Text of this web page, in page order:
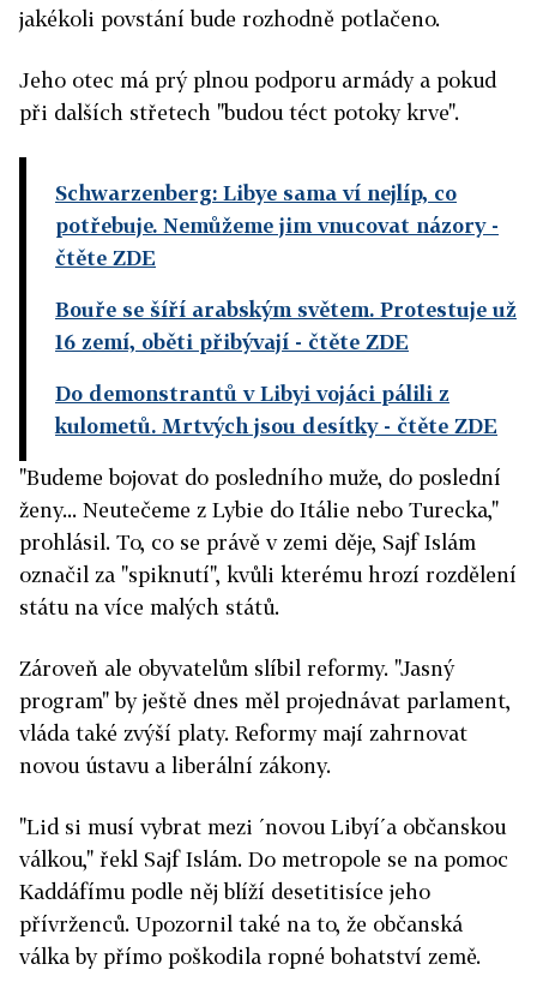
jakékoli povstání bude rozhodně potlačeno.
Jeho otec má prý plnou podporu armády a pokud
při dalších střetech "budou téct potoky krve".
Schwarzenberg: Libye sama ví nejlíp, co
potřebuje. Nemůžeme jim vnucovat názory-
čtěte ZDE
Bouře se šíří arabským světem. Protestuje už
16 zemí, oběti přibývají - čtěte ZDE
Do demonstrantů v Libyi vojáci pálili z
kulometů. Mrtvých jsou desítky- čtěte ZDE
"Budeme bojovat do posledního muže, do poslední
ženy... Neutečeme z Lybie do Itálie nebo Turecka,"
prohlásil. To, co se právě v zemi děje, Sajf Islám
označil za "spiknutí", kvůli kterému hrozí rozdělení
státu na více malých států.
Zároveň ale obyvatelům slíbil reformy. "Jasný
program" by ještě dnes měl projednávat parlament,
vláda také zvýší platy. Reformy mají zahrnovat
novou ústavu a liberální zákony.
"Lid si musí vybrat mezi ´novou Libyí´a občanskou
válkou," řekl Sajf Islám. Do metropole se na pomoc
Kaddáfímu podle něj blíží desetitisíce jeho
přívrženců. Upozornil také na to, že občanská
válka by přímo poškodila ropné bohatství země.